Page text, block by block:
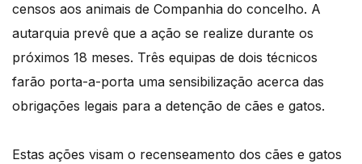
censos aos animais de Companhia do concelho. A
autarquia prevê que a ação se realize durante os
próximos 18 meses. Três equipas de dois técnicos
farão porta-a-porta uma sensibilização acerca das
obrigações legais para a detenção de cães e gatos.
Estas ações visam o recenseamento dos cães e gatos